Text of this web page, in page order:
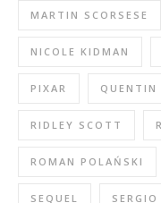
MARTIN SCORSESE
NICOLE KIDMAN
PIXAR QUENTIN
RIDLEY SCOTT
ROMAN POLAŃSKI
SEQUEL SERGIO